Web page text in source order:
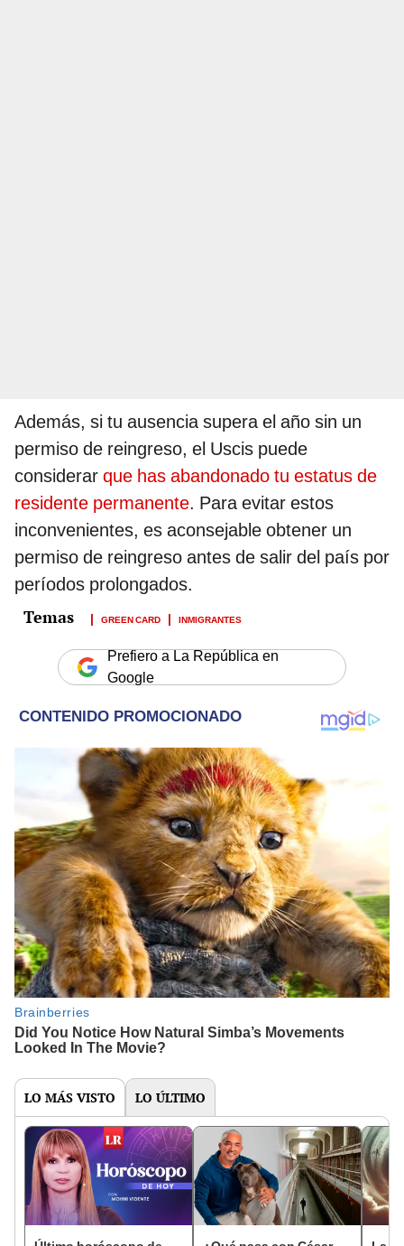
Además, si tu ausencia supera el año sin un
permiso de reingreso, el Uscis puede
considerar que has abandonado tu estatus de
residente permanente. Para evitar estos
inconvenientes, es aconsejable obtener un
permiso de reingreso antes de salir del país por
períodos prolongados.
GREEN CARD INMIGRANTES
Prefiero a La República en
Google
LO MÁS VISTO LO ÚLTIMO